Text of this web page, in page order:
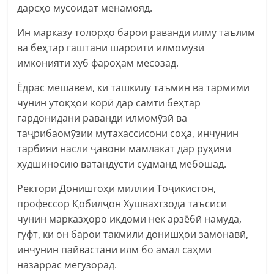
дарсҳо мусоидат менамояд.
Ин марказу толорҳо барои раванди илму таълим
ва беҳтар гаштани шароити илмомӯзӣ
имконияти хуб фароҳам месозад.
Ёдрас мешавем, ки ташкилу таъмин ва тармими
чунин утоқҳои корӣ дар самти беҳтар
гардонидани раванди илмомӯзӣ ва
таҷрибаомӯзии мутахассисони соҳа, инчунин
тарбияи насли ҷавони мамлакат дар руҳияи
худшиносию ватандӯстӣ судманд мебошад.
Ректори Донишгоҳи миллии Тоҷикистон,
профессор Қобилҷон Хушвахтзода таъсиси
чунин марказҳоро иқдоми нек арзёбӣ намуда,
гуфт, ки он барои такмили донишҳои замонавӣ,
инчунин пайвастани илм бо амал саҳми
назаррас мегузорад.